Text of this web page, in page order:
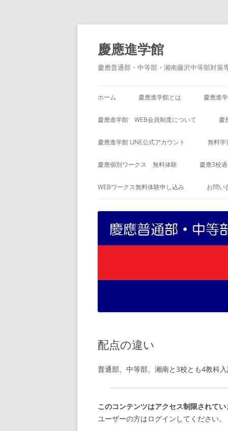
コ
テ
ン
ツ
へ
ス
慶應進学館
慶應普通部・中等部・湘南藤沢中等部対
ホーム 慶應進学館とは 慶應進
慶應進学館 WEB会員制度について 慶
慶應進学館 LINE公式アカウント 無料学
慶應個別ワークス 無料体験 慶應3校
WEBワークス無料体験申し込み お問い
配点の違い
普通部、中等部、湘南と3校とも4教科
このコンテンツはアクセス制限されてい
ユーザーの方はログインしてください。